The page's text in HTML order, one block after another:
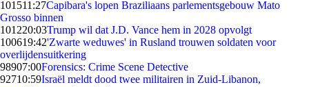
101511:27Capibara's lopen Braziliaans parlementsgebouw Mato
Grosso binnen
101220:03Trump wil dat J.D. Vance hem in 2028 opvolgt
100619:42'Zwarte weduwes' in Rusland trouwen soldaten voor
overlijdensuitkering
98907:00Forensics: Crime Scene Detective
92710:59Israël meldt dood twee militairen in Zuid-Libanon,